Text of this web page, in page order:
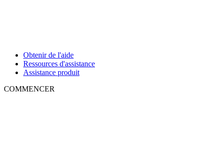
Obtenir de l'aide
Ressources d'assistance
Assistance produit
COMMENCER